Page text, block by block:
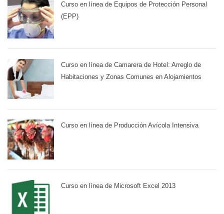
Curso en línea de Equipos de Protección Personal
(EPP)
Curso en línea de Camarera de Hotel: Arreglo de
Habitaciones y Zonas Comunes en Alojamientos
Curso en línea de Producción Avícola Intensiva
Curso en línea de Microsoft Excel 2013